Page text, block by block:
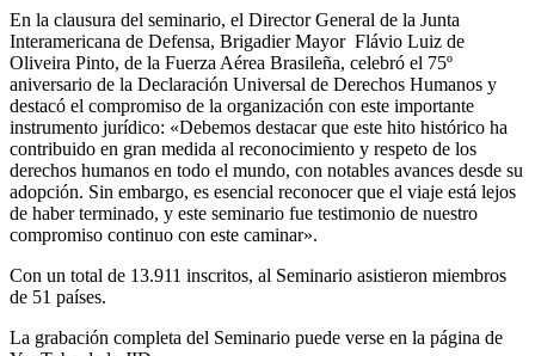
En la clausura del seminario, el Director General de la Junta
Interamericana de Defensa, Brigadier Mayor Flávio Luiz de
Oliveira Pinto, de la Fuerza Aérea Brasileña, celebró el 75º
aniversario de la Declaración Universal de Derechos Humanos y
destacó el compromiso de la organización con este importante
instrumento jurídico: «Debemos destacar que este hito histórico ha
contribuido en gran medida al reconocimiento y respeto de los
derechos humanos en todo el mundo, con notables avances desde su
adopción. Sin embargo, es esencial reconocer que el viaje está lejos
de haber terminado, y este seminario fue testimonio de nuestro
compromiso continuo con este caminar».
Con un total de 13.911 inscritos, al Seminario asistieron miembros
de 51 países.
La grabación completa del Seminario puede verse en la página de